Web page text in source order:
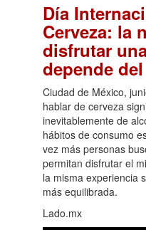
Día
Cerveza: la
disfrutar
depende
Ciudad de México,
hablar de cerveza
inevitablemente de
hábitos de consumo
vez más personas
permitan disfrutar el
la misma experiencia
más equilibrada.
Lado.mx